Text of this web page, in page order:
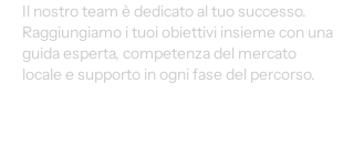
Il nostro team è dedicato al tuo successo.
Raggiungiamo i tuoi obiettivi insieme con una
guida esperta, competenza del mercato
locale e supporto in ogni fase del percorso.